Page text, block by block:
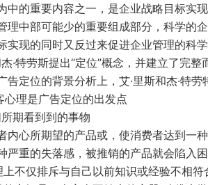
中的重要内容之一，是企业战略目标实
理中部可能少的重要组成部分，科学的
实现的同时又反过来促进企业管理的科
·特劳斯提出“定位”概念，并建立了完
告定位的背景分析上，艾·里斯和杰·特
心理是广告定位的出发点
期看到到的事物
内心所期望的产品或，使消费者达到一
严重的失落感，被推销的产品就会陷入
不仅排斥与自己以前知识或经验不相